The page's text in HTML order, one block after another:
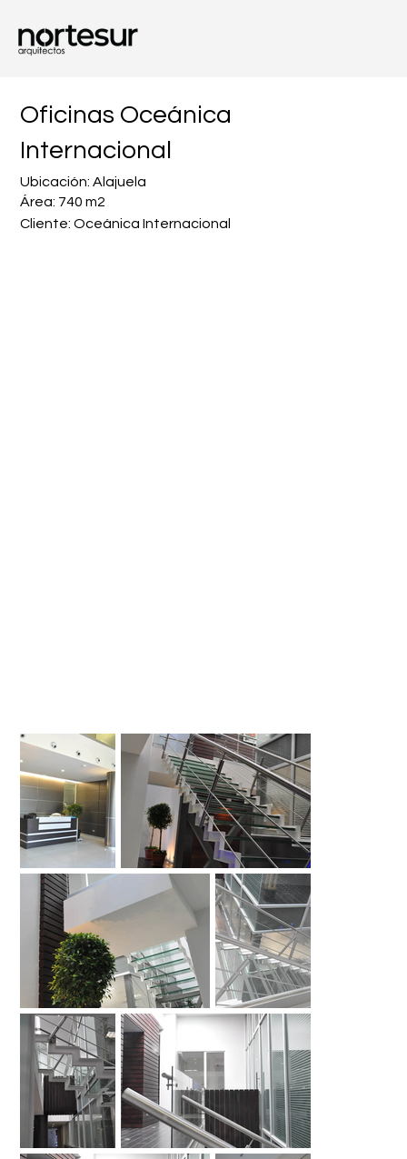
Oficinas Oceánica
Internacional
Ubicación: Alajuela
Área: 740 m2
Cliente: Oceánica Internacional